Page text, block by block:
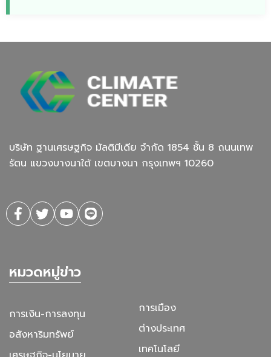
บริษัท ฐานเศรษฐกิจ มัลติมีเดีย จํากัด 1854 ชั้น 8 ถนนเทพ
รัตน แขวงบางนาใต้ เขตบางนา กรุงเทพฯ 10260
หมวดหมู่ข่าว
การเงิน-การลงทุน
อสังหาริมทรัพย์
การเมือง
ต่างประเทศ
เทคโนโลยี